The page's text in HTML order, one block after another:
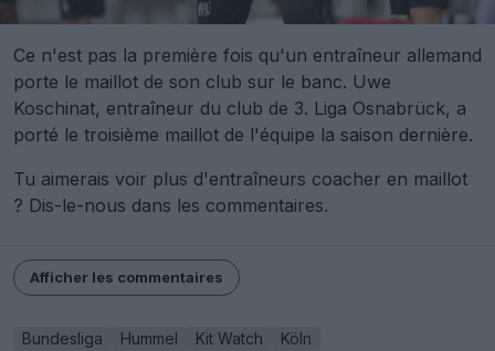
Ce n'est pas la première fois qu'un entraîneur allemand
porte le maillot de son club sur le banc. Uwe
Koschinat, entraîneur du club de 3. Liga Osnabrück, a
porté le troisième maillot de l'équipe la saison dernière.
Tu aimerais voir plus d'entraîneurs coacher en maillot
? Dis-le-nous dans les commentaires.
Afficher les commentaires
Bundesliga Hummel Kit Watch
Köln